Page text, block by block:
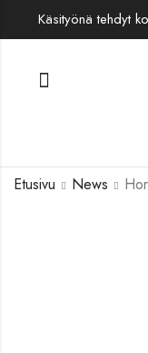
Käsityönä tehdyt
Etusivu News